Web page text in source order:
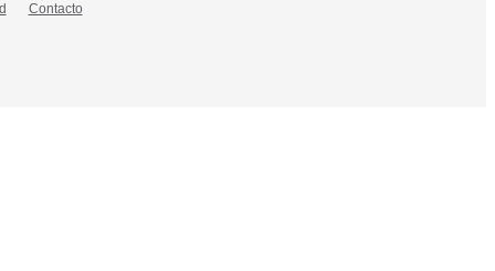
Contacto